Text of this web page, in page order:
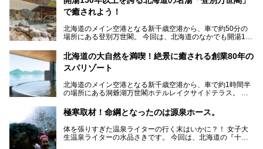
で癒されよう！
北海道のメイン空港となる新千歳空港から、車で約50分の
場所にある登別万世閣。 今回は、北海道のなかでも開湯150
北海道の大自然を満喫！絶景に癒される創業80年の
スパリゾート
北海道のメイン空港となる新千歳空港から、車で約1時間半
の場所にある洞爺湖万世閣ホテルレイクサイドテラス。 今
極寒取材！命綱となったのは源泉ホース。
体を張りすぎた温泉ライターの行く末はいかに？！ 女子大
生温泉ライターの水品さきです。 今回は、北海道の『十勝